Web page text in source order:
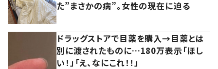
た”まさかの病”。女性の現在に迫る
ドラッグストアで目薬を購入→目薬とは
別に渡されたものに…180万表示「ほし
い！」「え、なにこれ！！」